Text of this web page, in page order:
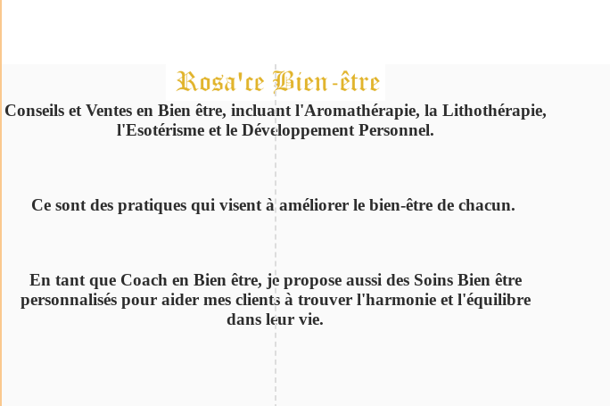
Conseils et Ventes en Bien être, incluant l'Aromathérapie, la Lithothérapie,
l'Esotérisme et le Développement Personnel.
Ce sont des pratiques qui visent à améliorer le bien-être de chacun.
En tant que Coach en Bien être, je propose aussi des Soins Bien être
personnalisés pour aider mes clients à trouver l'harmonie et l'équilibre
dans leur vie.